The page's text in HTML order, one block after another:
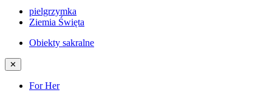
pielgrzymka
Ziemia Święta
Obiekty sakralne
✕
For Her